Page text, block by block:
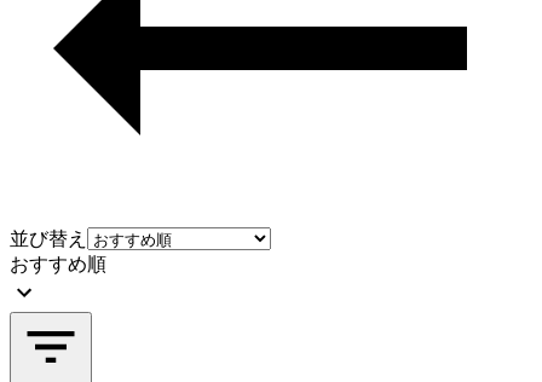
並び替え
おすすめ順